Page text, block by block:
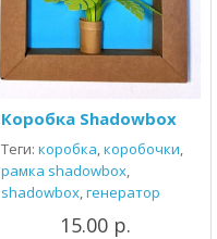
Коробка Shadowbox
Теги: коробка,коробочки,
рамка shadowbox,
shadowbox,генератор
15.00 р.